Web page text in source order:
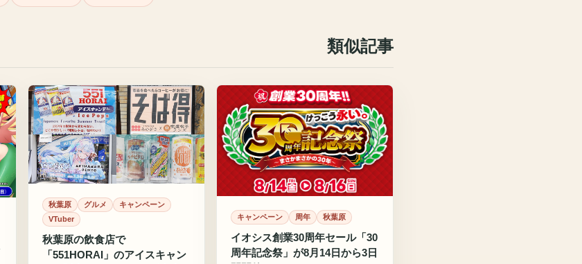
類似記事
秋葉原 グルメ
キャンペーン
VTuber
秋葉原の飲食店で
「551HORAI」のアイスキャン
キャンペーン 周年 秋葉原
イオシス創業30周年セール「30
周年記念祭」が8月14日から3日